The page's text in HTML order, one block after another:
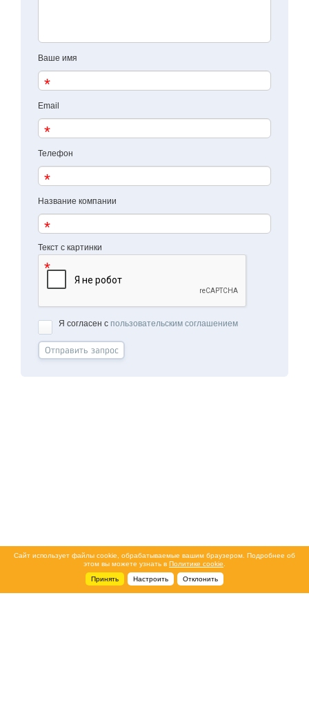
Ваше имя
Email
Телефон
Название компании
Текст с картинки
Я согласен с пользовательским соглашением
Сайт использует файлы cookie, обрабатываемые вашим браузером. Подробнее об
этом вы можете узнать в Политике cookie
Принять
Настроить Отклонить